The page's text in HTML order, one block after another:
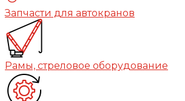
Запчасти для автокранов
Рамы, стреловое оборудование